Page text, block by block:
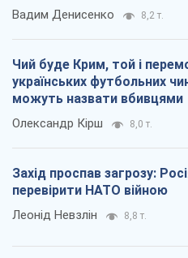
Вадим Денисенко 8,2 т.
Чий буде Крим, той і
українських футбольних
можуть назвати вбивцями
Олександр Кірш 8,0 т.
Захід проспав загрозу:
перевірити НАТО війною
Леонід Невзлін 8,8 т.